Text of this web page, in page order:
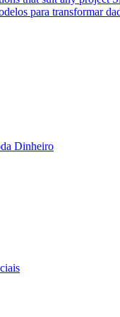
para transformar
Dinheiro